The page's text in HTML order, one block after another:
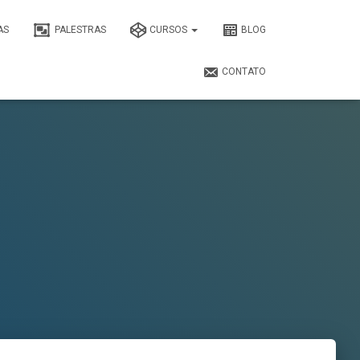
PALESTRAS CURSOS BLOG
CONTATO